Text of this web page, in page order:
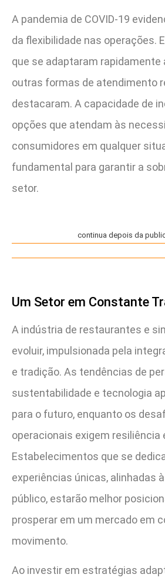
A pandemia de COVID-19
da flexibilidade nas operações.
que se adaptaram rapidamente
outras formas de atendimento
destacaram. A capacidade de
opções que atendam às
consumidores em qualquer
fundamental para garantir a
setor.
continua depois da
Um Setor em Constante
A indústria de restaurantes e
evoluir, impulsionada pela
e tradição. As tendências de
sustentabilidade e tecnologia
para o futuro, enquanto os
operacionais exigem resiliência
Estabelecimentos que se
experiências únicas, alinhadas
público, estarão melhor
prosperar em um mercado em
movimento.
Ao investir em estratégias